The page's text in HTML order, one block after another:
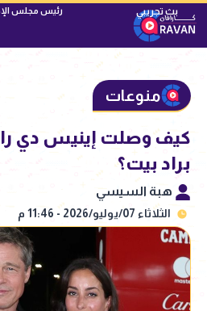
رئيس مجلس
منوعات
كيف وصلت إينيس دي
براد بيت؟
هبة السيسي
الثلاثاء 07/يوليو/2026 - 11:46 م